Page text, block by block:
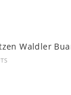
Waldler